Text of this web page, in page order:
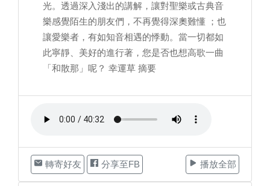
光。透過深入淺出的講解，讓對聖樂或古典音
樂感覺陌生的朋友們，不再覺得深奧難懂 ；也
讓愛樂者，有如知音相遇的悸動。當一切都如
此寧靜、美好的進行著，您是否也想高歌一曲
「和散那」呢？ 幸運草 摘要
轉寄好友 分享至FB 播放全部